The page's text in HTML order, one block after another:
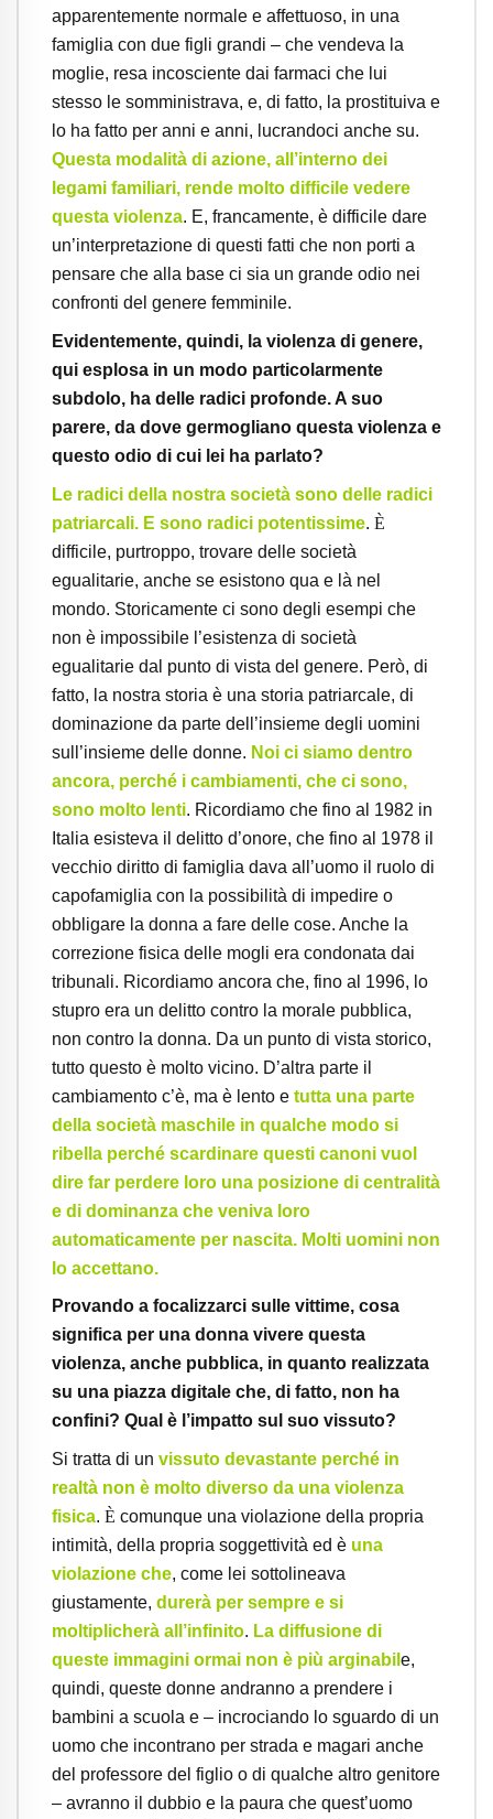
apparentemente normale e affettuoso, in una
famiglia con due figli grandi – che vendeva la
moglie, resa incosciente dai farmaci che lui
stesso le somministrava, e, di fatto, la prostituiva e
lo ha fatto per anni e anni, lucrandoci anche su.
Questa modalità di azione, all’interno dei
legami familiari, rende molto difficile vedere
questa violenza. E, francamente, è difficile dare
un’interpretazione di questi fatti che non porti a
pensare che alla base ci sia un grande odio nei
confronti del genere femminile.
Evidentemente, quindi, la violenza di genere,
qui esplosa in un modo particolarmente
subdolo, ha delle radici profonde. A suo
parere, da dove germogliano questa violenza e
questo odio di cui lei ha parlato?
Le radici della nostra società sono delle radici
patriarcali. E sono radici potentissime. È
difficile, purtroppo, trovare delle società
egualitarie, anche se esistono qua e là nel
mondo. Storicamente ci sono degli esempi che
non è impossibile l’esistenza di società
egualitarie dal punto di vista del genere. Però, di
fatto, la nostra storia è una storia patriarcale, di
dominazione da parte dell’insieme degli uomini
sull’insieme delle donne. Noi ci siamo dentro
ancora, perché i cambiamenti, che ci sono,
sono molto lenti. Ricordiamo che fino al 1982 in
Italia esisteva il delitto d’onore, che fino al 1978 il
vecchio diritto di famiglia dava all’uomo il ruolo di
capofamiglia con la possibilità di impedire o
obbligare la donna a fare delle cose. Anche la
correzione fisica delle mogli era condonata dai
tribunali. Ricordiamo ancora che, fino al 1996, lo
stupro era un delitto contro la morale pubblica,
non contro la donna. Da un punto di vista storico,
tutto questo è molto vicino. D’altra parte il
cambiamento c’è, ma è lento e tutta una parte
della società maschile in qualche modo si
ribella perché scardinare questi canoni vuol
dire far perdere loro una posizione di centralità
e di dominanza che veniva loro
automaticamente per nascita. Molti uomini non
lo accettano.
Provando a focalizzarci sulle vittime, cosa
significa per una donna vivere questa
violenza, anche pubblica, in quanto realizzata
su una piazza digitale che, di fatto, non ha
confini? Qual è l’impatto sul suo vissuto?
Si tratta di un vissuto devastante perché in
realtà non è molto diverso da una violenza
fisica. È comunque una violazione della propria
intimità, della propria soggettività ed è una
violazione che, come lei sottolineava
giustamente, durerà per sempre e si
moltiplicherà all’infinito. La diffusione di
queste immagini ormai non è più arginabil e,
quindi, queste donne andranno a prendere i
bambini a scuola e – incrociando lo sguardo di un
uomo che incontrano per strada e magari anche
del professore del figlio o di qualche altro genitore
– avranno il dubbio e la paura che quest’uomo